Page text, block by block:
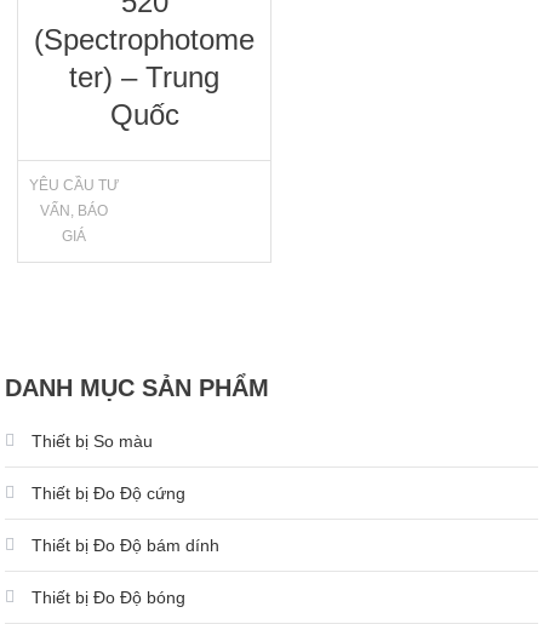
(Spectrophotome
ter) – Trung
Quốc
YÊU CẦU TƯ
VẤN, BÁO
GIÁ
DANH MỤC SẢN PHẨM
Thiết bị So màu
Thiết bị Đo Độ cứng
Thiết bị Đo Độ bám dính
Thiết bị Đo Độ bóng